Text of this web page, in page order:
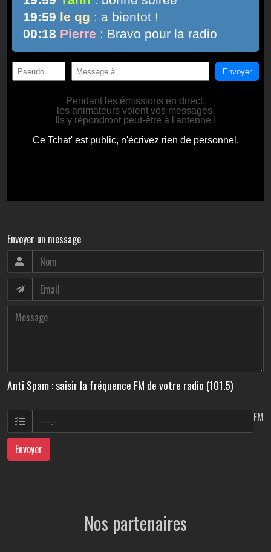
Envoyer un message
Anti Spam : saisir la fréquence FM de votre radio (101.5)
FM
Envoyer
Nos partenaires